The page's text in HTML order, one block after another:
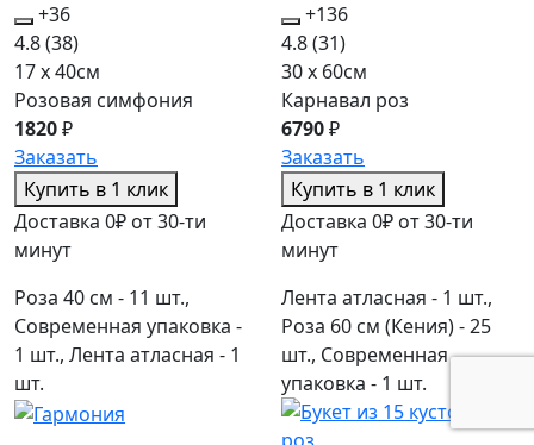
+36
4.8(38)
17 x 40см
Розовая симфония
1820₽
Заказать
Купить в 1 клик
Доставка 0₽ от 30-ти
минут
Роза 40 см - 11 шт.,
Современная упаковка -
1 шт., Лента атласная - 1
шт.
+136
4.8(31)
30 x 60см
Карнавал роз
6790₽
Заказать
Купить в 1 клик
Доставка 0₽ от 30-ти
минут
Лента атласная - 1 шт.,
Роза 60 см (Кения) - 25
шт., Современная
упаковка - 1 шт.